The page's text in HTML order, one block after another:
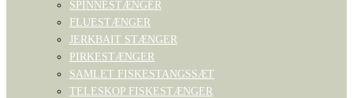
SPINNESTÆNGER
FLUESTÆNGER
JERKBAIT STÆNGER
PIRKESTÆNGER
SAMLET FISKESTANGSSÆT
TELESKOP FISKESTÆNGER